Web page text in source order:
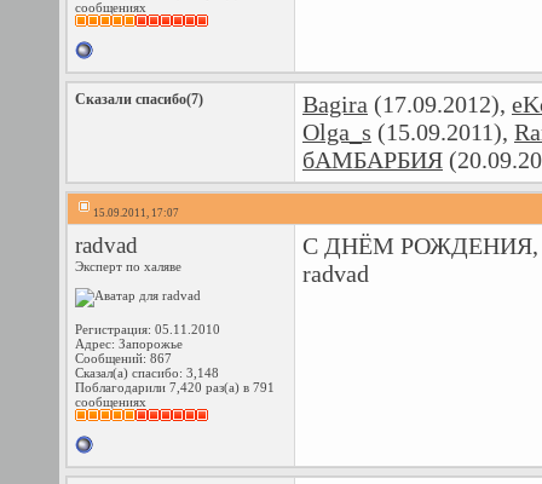
сообщениях
Сказали спасибо(7) Bagira (17.09.2012),
Olga_s (15.09.2011),
бАМБАРБИЯ
15.09.2011, 17:07
radvad
Эксперт по халяве
Регистрация: 05.11.2010
Адрес: Запорожье
Сообщений: 867
Сказал(а) спасибо: 3,148
Поблагодарили 7,420 раз(а) в 791
сообщениях
С ДНЁМ РОЖДЕНИЯ,
radvad